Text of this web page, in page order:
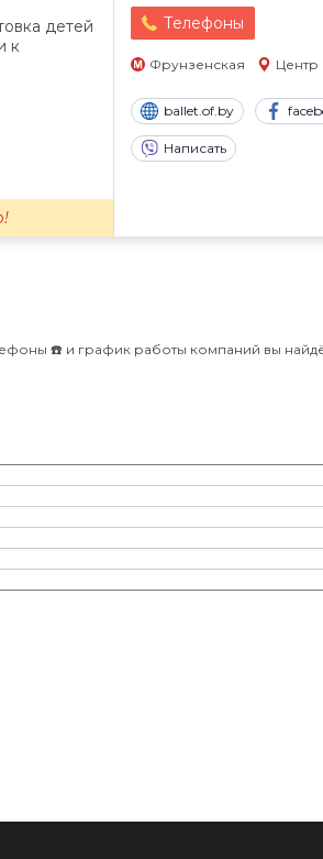
Телефоны
Фрунзенская Центр
ballet.of.by
Написать
детей
к
☎️ и график работы компаний вы